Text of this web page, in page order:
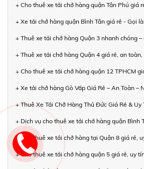
+ Cho thuê xe tải chở hàng quận Tân Phú giá
+ Xe tải chở hàng quận Bình Tân giá rẻ - Gọi
+ Thuê xe tải chở hàng Quận 3 nhanh chóng –
+ Thuê xe tải chở hàng Quận 4 giá rẻ, an
+ Cho thuê xe tải chở hàng quận 12 TPHCM
+ Xe tải chở hàng Gò Vấp Giá Rẻ – An Toàn –
+ Thuê Xe Tải Chở Hàng Thủ Đức Giá Rẻ & Uy
+ Dịch vụ cho thuê xe tải chở hàng quận Bình
+ Cho thuê xe tải chở hàng tại Quận 8 giá rẻ,
+ Cho thuê xe tải chở hàng quận 5 giá rẻ, uy